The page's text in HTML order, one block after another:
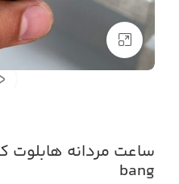
بزرگنمایی تصویر
bang